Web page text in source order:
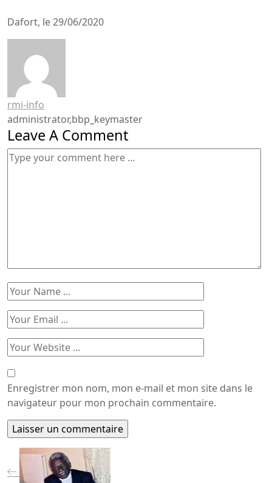
Dafort, le 29/06/2020
rmi-info
administrator,bbp_keymaster
Leave A Comment
Enregistrer mon nom, mon e-mail et mon site dans le
navigateur pour mon prochain commentaire.